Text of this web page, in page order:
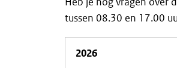
tussen 08.30 en 17.00
2026